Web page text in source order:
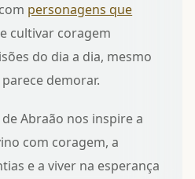
personagens que
e cultivar coragem
do dia a dia, mesmo
demorar.
Abraão nos inspire a
com coragem, a
e a viver na esperança